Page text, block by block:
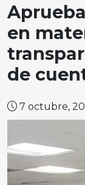
en
de
7 octubre,